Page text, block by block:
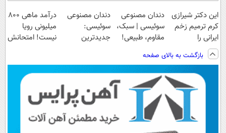
این دکتر شیرازی
کرم ترمیم زخم
ایرانی را
ساخت!!!
دندان مصنوعی
سوئیسی | سبک،
مقاوم، طبیعی!
رایگان+پرداخت
اقساطی😍
دندان مصنوعی
سوئیسی:
جدیدترین
پرداخت قسطی
درآمد ماهی 800
میلیونی رویا
نیست! امتحانش
بازگشت به بالای صفحه